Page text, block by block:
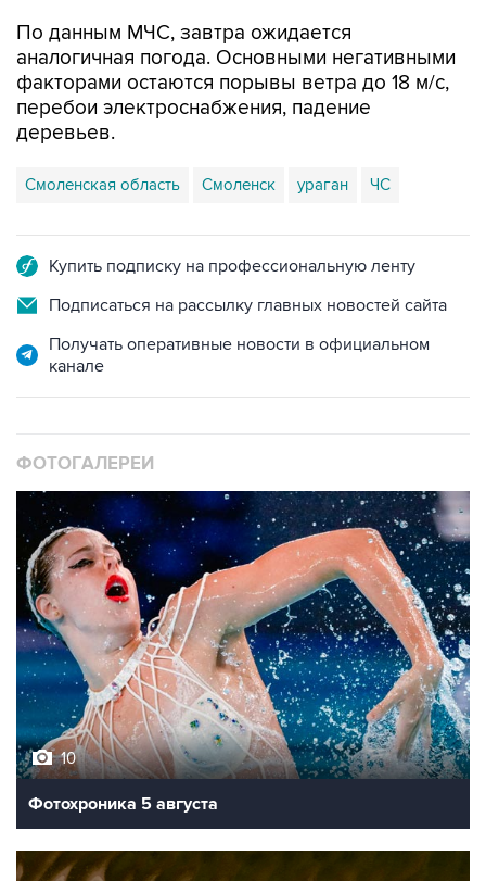
факторами остаются порывы ветра до 18 м/с,
перебои электроснабжения, падение
деревьев.
Смоленская область
Подписаться на рассылку главных новостей сайта
Получать оперативные новости в официальном
канале
10
Фотохроника 5 августа